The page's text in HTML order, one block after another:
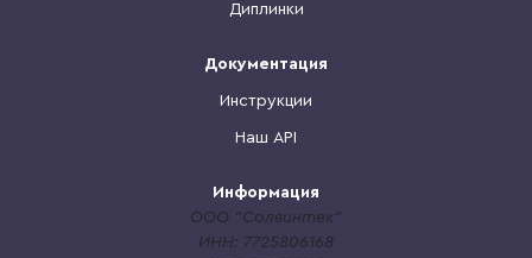
Диплинки
Документация
Инструкции
Наш API
Информация
ООО "Солвинтек"
ИНН: 7725806168